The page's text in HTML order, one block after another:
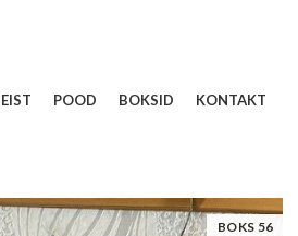
POOD BOKSID KONTAKT
BOKS 56